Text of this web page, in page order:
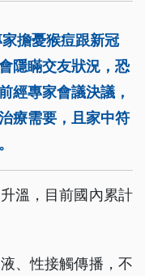
擔憂猴痘跟新冠
隱瞞交友狀況，恐
經專家會議決議，
療需要，且家中符
溫，目前國內累計
、性接觸傳播，不